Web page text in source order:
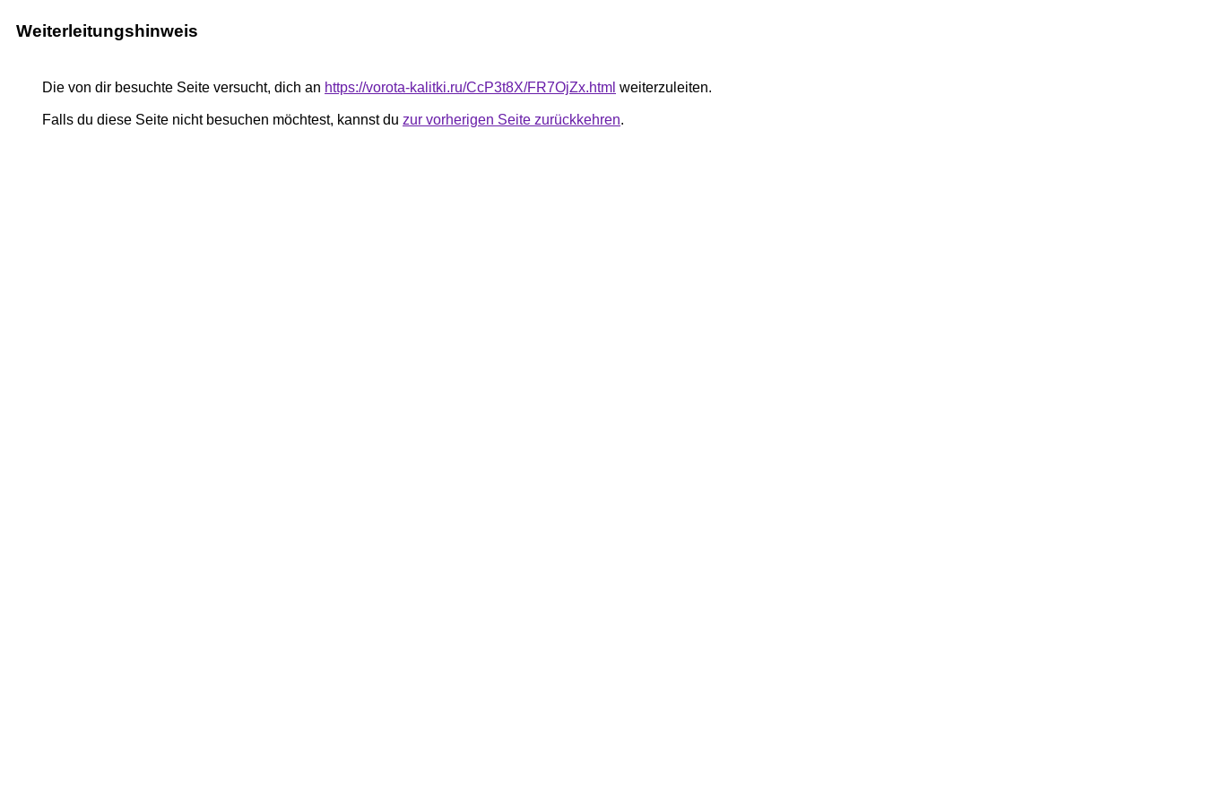
Weiterleitungshinweis
Die von dir besuchte Seite versucht, dich an https://vorota-kalitki.ru/CcP3t8X/FR7OjZx.html weiterzuleiten.
Falls du diese Seite nicht besuchen möchtest, kannst du zur vorherigen Seite zurückkehren.